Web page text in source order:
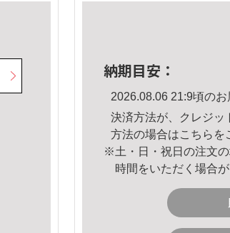
納期目安：
2026.08.06 21:9頃のお
決済方法が、クレジッ
方法の場合はこちら を
※土・日・祝日の注文
時間をいただく場合が